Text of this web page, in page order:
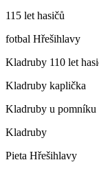
115 let hasičů
fotbal Hřešihlavy
Kladruby 110 let
Kladruby kaplička
Kladruby u pomníku
Kladruby
Pieta Hřešihlavy